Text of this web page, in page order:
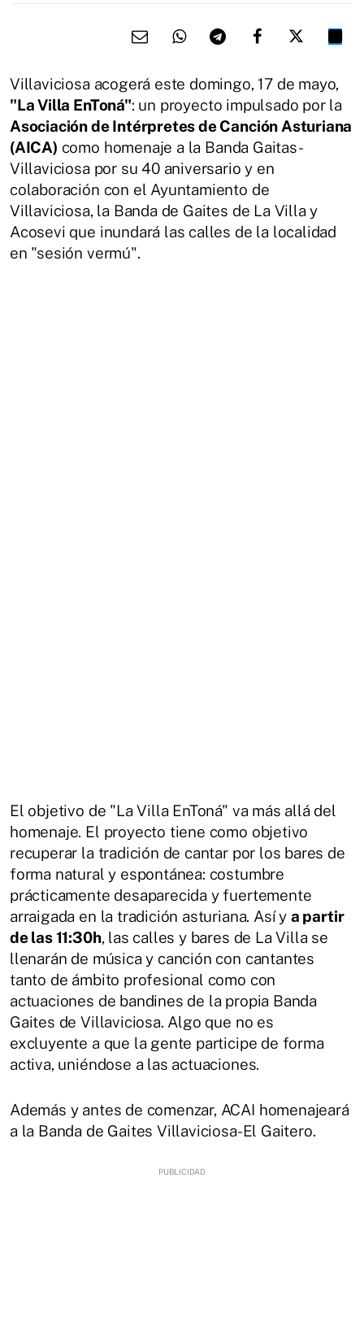
Villaviciosa acogerá este domingo, 17 de mayo,
"La Villa EnToná": un proyecto impulsado por la
Asociación de Intérpretes de Canción Asturiana
(AICA) como homenaje a la Banda Gaitas-
Villaviciosa por su 40 aniversario y en
colaboración con el Ayuntamiento de
Villaviciosa, la Banda de Gaites de La Villa y
Acosevi que inundará las calles de la localidad
en "sesión vermú".
El objetivo de "La Villa EnToná" va más allá del
homenaje. El proyecto tiene como objetivo
recuperar la tradición de cantar por los bares de
forma natural y espontánea: costumbre
prácticamente desaparecida y fuertemente
arraigada en la tradición asturiana. Así y a partir
de las 11:30h, las calles y bares de La Villa se
llenarán de música y canción con cantantes
tanto de ámbito profesional como con
actuaciones de bandines de la propia Banda
Gaites de Villaviciosa. Algo que no es
excluyente a que la gente participe de forma
activa, uniéndose a las actuaciones.
Además y antes de comenzar, ACAI homenajeará
a la Banda de Gaites Villaviciosa-El Gaitero.